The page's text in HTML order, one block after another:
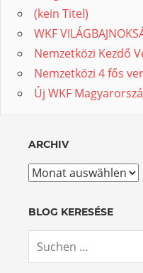
(kein Titel)
WKF
Nemzetközi Kezdő
Nemzetközi 4 fős
Új WKF
ARCHIV
Archiv
BLOG KERESÉSE